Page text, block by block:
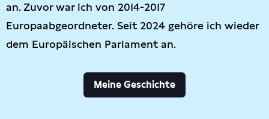
an. Zuvor war ich von 2014-2017
Europaabgeordneter. Seit 2024 gehöre ich wieder
dem Europäischen Parlament an.
Meine Geschichte